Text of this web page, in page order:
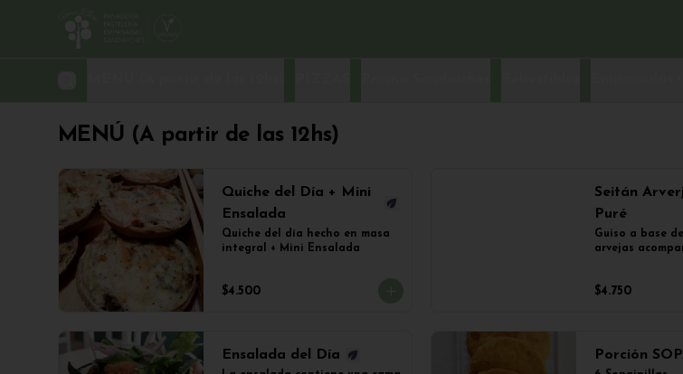
MENÚ (A partir de las 12hs)
Quiche del Día + Mini
Ensalada
Quiche del día hecho en masa
integral + Mini Ensalada
$4.500
Seitán
Puré
Guiso a base
arvejas
$4.750
Ensalada del Día Porción